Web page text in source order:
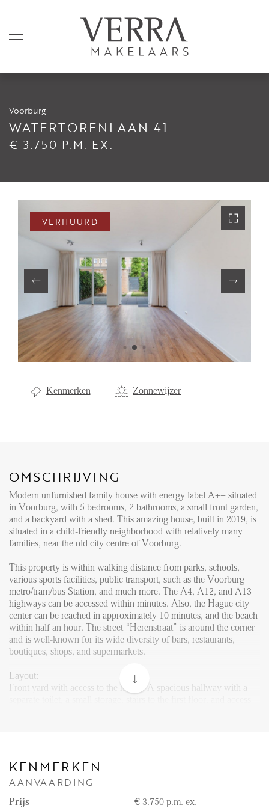
Voorburg
WATERTORENLAAN 41
€ 3.750 P.M. EX.
VERHUURD
Kenmerken Zonnewijzer
OMSCHRIJVING
Modern unfurnished family house with energy label A++ situated
in Voorburg, with 5 bedrooms, 2 bathrooms, a small front garden,
and a backyard with a shed. This amazing house, built in 2019, is
situated in a child-friendly neighborhood with relatively many
families, near the old city centre of Voorburg.
This property is within walking distance from parks, schools,
various sports facilities, public transport, such as the Voorburg
metro/tram/bus Station, and much more. The A4, A12, and A13
highways can be accessed within minutes. Also, the Hague city
center can be reached in approximately 10 minutes, and the beach
within half an hour. The street “Herenstraat” is around the corner
and is well-known for its wide diversity of bars, restaurants,
boutiques, shops, and supermarkets.
Layout:
Front yard with access to the house. A spacious hallway with a
storage.
Stairs to the first floor lead to a landing that gives access to a
KENMERKEN
AANVAARDING
Prijs € 3.750 p.m. ex.
AANBOD
Shortstay
Verkocht
Verhuurd
DIENSTEN
Aanhuur
Aankoop
Beheer
Verhuur
Nieuwbouw
LOCAL LIFE
OVER ONS
FAQ
Reviews
Werken bij
CONTACT
Den Haag
Rotterdam